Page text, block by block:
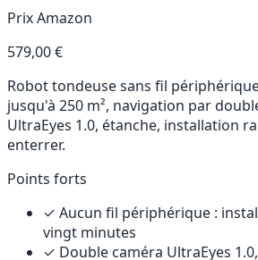
Prix Amazon
579,00 €
Robot tondeuse sans fil
jusqu'à 250 m², navigation par
UltraEyes 1.0, étanche, installation
enterrer.
Points forts
✓ Aucun fil périphérique :
vingt minutes
✓ Double caméra UltraEyes